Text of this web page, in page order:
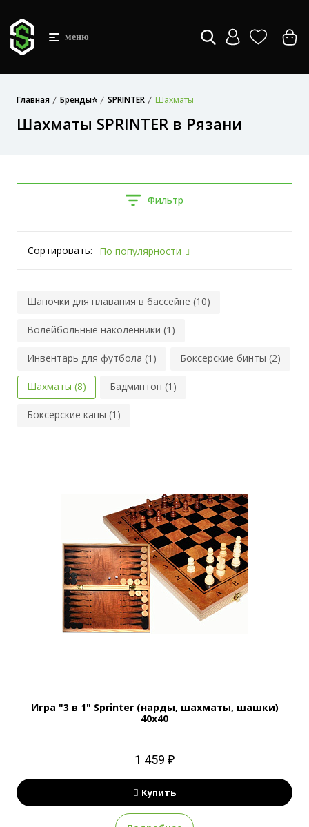
меню
Главная Бренды⭐ SPRINTER Шахматы
Шахматы SPRINTER в Рязани
Фильтр
Сортировать: По популярности
Шапочки для плавания в бассейне (10)
Волейбольные наколенники (1)
Инвентарь для футбола (1) Боксерские бинты (2)
Шахматы (8) Бадминтон (1)
Боксерские капы (1)
Игра "3 в 1" Sprinter (нарды, шахматы, шашки)
40x40
1 459 ₽
Купить